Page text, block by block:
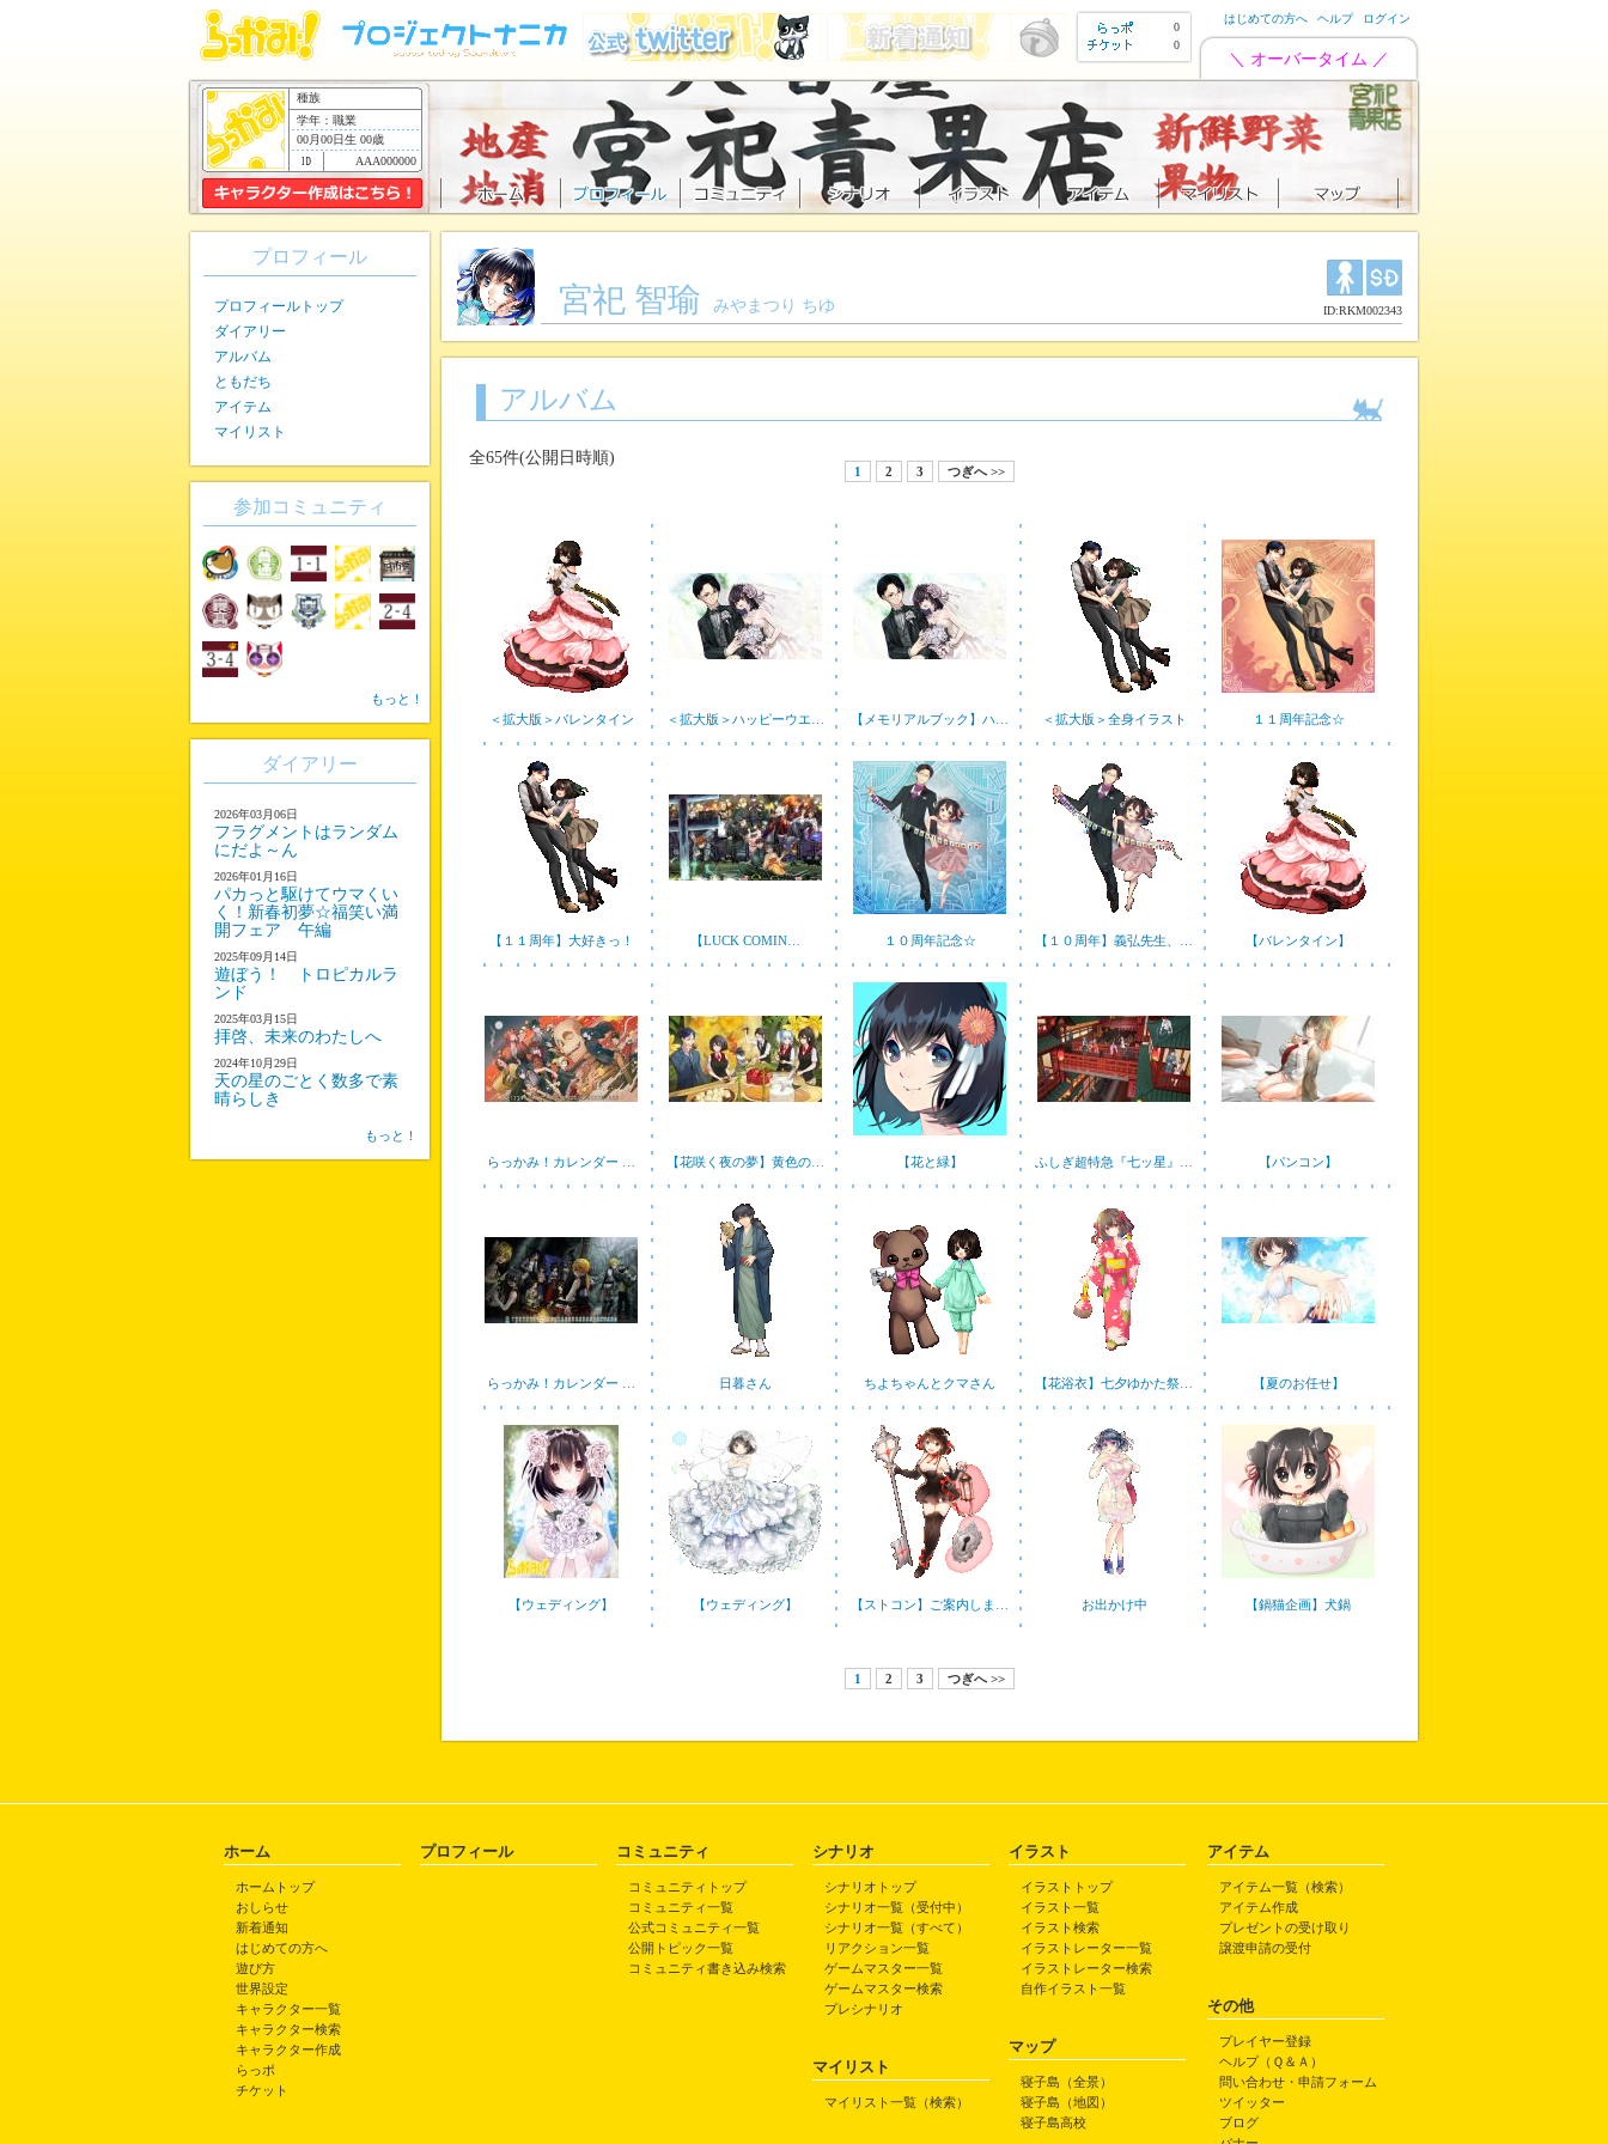
0
0
はじめての方へ ヘルプ ログイン
＼ オーバータイム ／
種族
学年：職業
00月00日生 00歳
AAA000000
宮祀 智瑜 みやまつり ちゆ ID:RKM002343
アルバム
全65件(公開日時順)
1 2 3 つぎへ >>
＜拡大版＞バレンタイン ＜拡大版＞ハッピーウエ… 【メモリアルブック】ハ… ＜拡大版＞全身イラスト １１周年記念☆
【１１周年】大好きっ！ 【LUCK COMIN… １０周年記念☆ 【１０周年】義弘先生、… 【バレンタイン】
らっかみ！カレンダー … 【花咲く夜の夢】黄色の… 【花と緑】 ふしぎ超特急『七ッ星』… 【パンコン】
らっかみ！カレンダー … 日暮さん ちよちゃんとクマさん 【花浴衣】七夕ゆかた祭… 【夏のお任せ】
【ウェディング】 【ウェディング】 【ストコン】ご案内しま… お出かけ中 【鍋猫企画】犬鍋
1 2 3 つぎへ >>
プロフィール
プロフィールトップ
ダイアリー
アルバム
ともだち
アイテム
マイリスト
参加コミュニティ
もっと！
ダイアリー
2026年03月06日
フラグメントはランダム
にだよ～ん
2026年01月16日
パカっと駆けてウマくい
く！新春初夢☆福笑い満
開フェア 午編
2025年09月14日
遊ぼう！ トロピカルラ
ンド
2025年03月15日
拝啓、未来のわたしへ
2024年10月29日
天の星のごとく数多で素
晴らしき
もっと！
ホーム
ホームトップ
おしらせ
新着通知
はじめての方へ
遊び方
世界設定
キャラクター一覧
キャラクター検索
キャラクター作成
らっポ
チケット
プロフィール コミュニティ
コミュニティトップ
コミュニティ一覧
公式コミュニティ一覧
公開トピック一覧
コミュニティ書き込み検索
シナリオ
シナリオトップ
シナリオ一覧（受付中）
シナリオ一覧（すべて）
リアクション一覧
ゲームマスター一覧
ゲームマスター検索
プレシナリオ
マイリスト
マイリスト一覧（検索）
イラスト
イラストトップ
イラスト一覧
イラスト検索
イラストレーター一覧
イラストレーター検索
自作イラスト一覧
マップ
寝子島（全景）
寝子島（地図）
寝子島高校
アイテム
アイテム一覧（検索）
アイテム作成
プレゼントの受け取り
譲渡申請の受付
その他
プレイヤー登録
ヘルプ（Ｑ＆Ａ）
問い合わせ・申請フォーム
ツイッター
ブログ